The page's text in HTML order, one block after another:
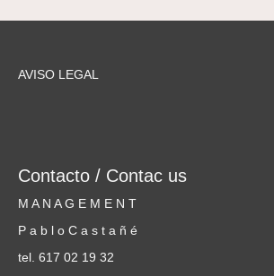
AVISO LEGAL
Contacto / Contac us
M A N A G E M E N T
P a b l o C a s t a ñ é
tel. 617 02 19 32